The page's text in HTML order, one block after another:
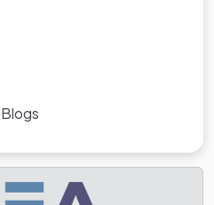
de cumplir tres tareas
de los resultados).
Blogs